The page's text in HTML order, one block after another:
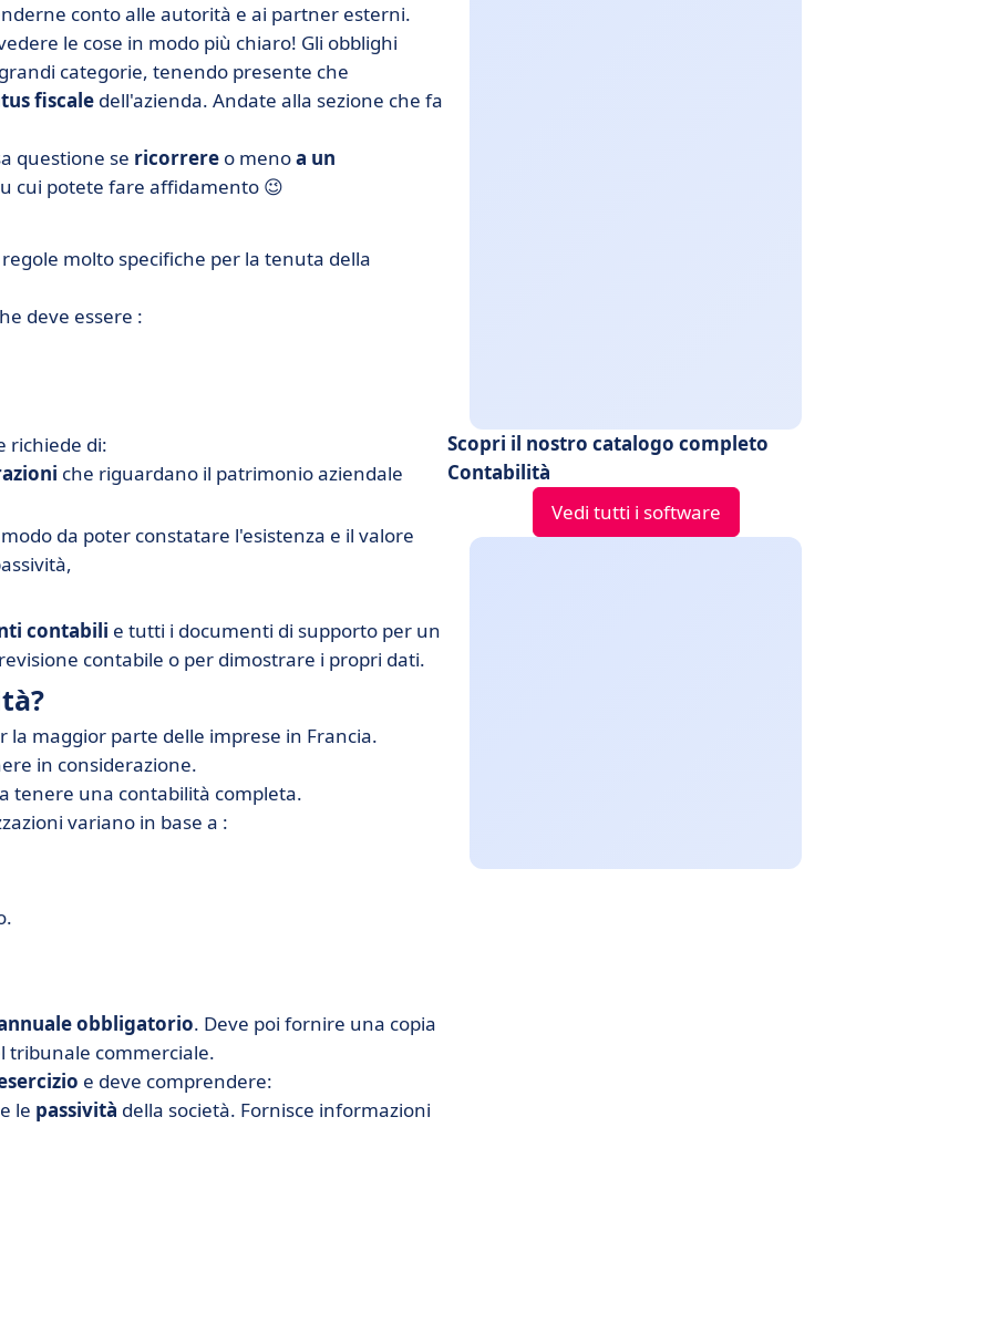
conto alle autorità e ai partner esterni.
le cose in modo più chiaro! Gli obblighi
categorie, tenendo presente che
fiscale dell'azienda. Andate alla sezione che fa
questione se ricorrere o menoa un
cui potete fare affidamento 😉
molto specifiche per la tenuta della
deve essere :
richiede di:
che riguardano il patrimonio aziendale
da poter constatare l'esistenza e il valore
contabili e tutti i documenti di supporto per un
contabile o per dimostrare i propri dati.
la maggior parte delle imprese in Francia.
in considerazione.
tenere una contabilità completa.
variano in base a :
obbligatorio. Deve poi fornire una copia
tribunale commerciale.
e deve comprendere:
e le passività della società. Fornisce informazioni
Scopri il nostro catalogo completo
Contabilità
Vedi tutti i software